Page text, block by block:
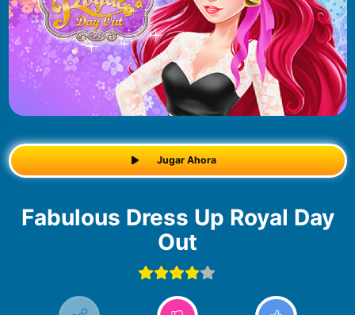
Jugar Ahora
Fabulous Dress Up Royal Day
Out